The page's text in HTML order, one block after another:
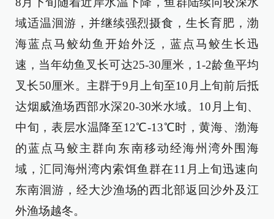
域适温洄游，并继续强烈摄食，生长育肥，渤
海蓝点马鲛幼鱼开始外泛，蓝点马鲛生长迅
速，当年幼鱼叉长可达25-30厘米，1-2龄鱼平均
叉长50厘米。主群于9月上旬至10月上旬前后抵
达烟威渔场西部水深20-30米水域。10月上旬、
中旬，表层水温降至12℃-13℃时，黄海、渤海
的蓝点马鲛主群向东南移动经海州湾外围海
域，汇同海州湾内索饵鱼群在11月上旬迅速向
东南洄游，经大沙渔场的西北部返回沙外及江
外渔场越冬。